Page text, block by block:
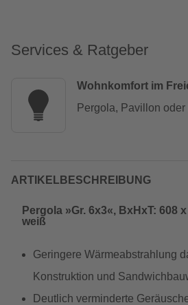
Services & Ratgeber
Wohnkomfort im
Pergola, Pavillon oder
ARTIKELBESCHREIBUNG
Pergola »Gr. 6x3«, BxHxT: 608
weiß
Geringere Wärmeabstrahlung
Konstruktion und
Deutlich verminderte